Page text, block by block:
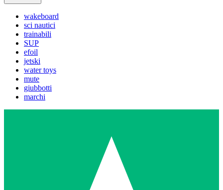
wakeboard
sci nautici
trainabili
SUP
efoil
jetski
water toys
mute
giubbotti
marchi